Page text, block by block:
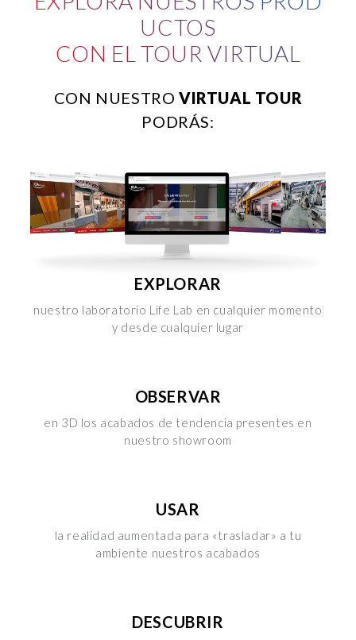
Cookie", accettando o inibendo l'utilizzo delle diverse
tipologie di Cookie attive sul nostro sito.
UCTOS
CON EL TOUR VIRTUAL
CON NUESTRO VIRTUAL TOUR
PODRÁS:
EXPLORAR
nuestro laboratorio Life Lab en cualquier momento
y desde cualquier lugar
OBSERVAR
en 3D los acabados de tendencia presentes en
nuestro showroom
USAR
la realidad aumentada para «trasladar» a tu
ambiente nuestros acabados
DESCUBRIR